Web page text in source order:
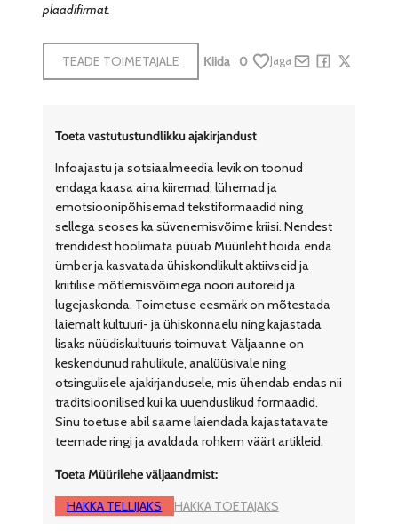
plaadifirmat.
TEADE TOIMETAJALE Kiida 0 Jaga
Toeta vastutustundlikku ajakirjandust
Infoajastu ja sotsiaalmeedia levik on toonud
endaga kaasa aina kiiremad, lühemad ja
emotsioonipõhisemad tekstiformaadid ning
sellega seoses ka süvenemisvõime kriisi. Nendest
trendidest hoolimata püüab Müürileht hoida enda
ümber ja kasvatada ühiskondlikult aktiivseid ja
kriitilise mõtlemisvõimega noori autoreid ja
lugejaskonda. Toimetuse eesmärk on mõtestada
laiemalt kultuuri- ja ühiskonnaelu ning kajastada
lisaks nüüdiskultuuris toimuvat. Väljaanne on
keskendunud rahulikule, analüüsivale ning
otsingulisele ajakirjandusele, mis ühendab endas nii
traditsioonilised kui ka uuenduslikud formaadid.
Sinu toetuse abil saame laiendada kajastatavate
teemade ringi ja avaldada rohkem väärt artikleid.
Toeta Müürilehe väljaandmist:
HAKKA TELLIJAKS HAKKA TOETAJAKS